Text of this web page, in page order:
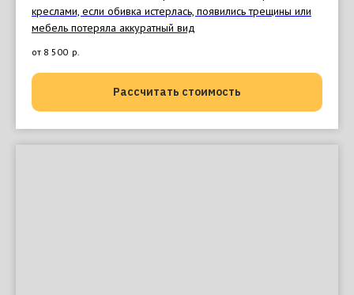
креслами, если обивка истерлась, появились трещины или
мебель потеряла аккуратный вид
от 8 500 р.
Рассчитать стоимость